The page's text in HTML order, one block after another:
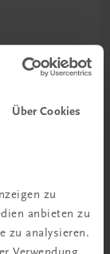
Über Cookies
zu
anbieten zu
zu analysieren.